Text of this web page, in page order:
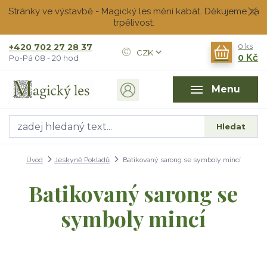
Stránky ve výstavbě - Magický les mění kabát. Děkujeme za
trpělivost.
Menu
CZK
Hledat
+420 702 27 28 37
Po-Pá 08 - 20 hod
0 ks
0 Kč
Úvod Jeskyně Pokladů Batikovaný sarong se symboly mincí
Batikovaný sarong se
symboly mincí